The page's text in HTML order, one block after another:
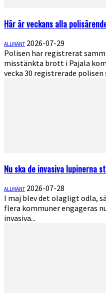
Här är veckans alla
ALLMÄNT 2026-07-29
Polisen har registrerat
misstänkta brott i Pajala
vecka 30 registrerade
Nu ska de invasiva lupinerna
ALLMÄNT 2026-07-28
I maj blev det olagligt odla,
flera kommuner engageras
invasiva...